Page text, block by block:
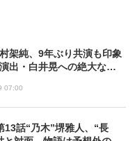
架純、9年ぶり共演も印象
出・白井晃への絶大なる
07:00
13話“乃木”堺雅人、“長